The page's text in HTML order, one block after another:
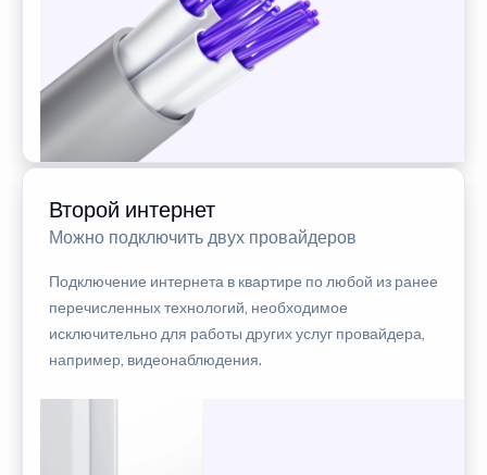
Второй интернет
Можно подключить двух провайдеров
Подключение интернета в квартире по любой из ранее
перечисленных технологий, необходимое
исключительно для работы других услуг провайдера,
например, видеонаблюдения.